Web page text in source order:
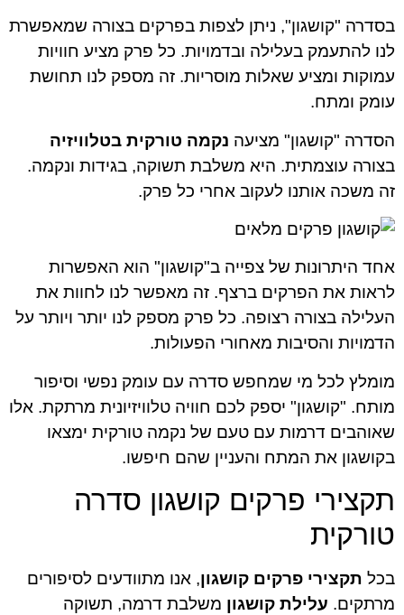
בסדרה "קושגון", ניתן לצפות בפרקים בצורה שמאפשרת
לנו להתעמק בעלילה ובדמויות. כל פרק מציע חוויות
עמוקות ומציע שאלות מוסריות. זה מספק לנו תחושת
עומק ומתח.
הסדרה "קושגון" מציעה נקמה טורקית בטלוויזיה
בצורה עוצמתית. היא משלבת תשוקה, בגידות ונקמה.
זה משכה אותנו לעקוב אחרי כל פרק.
אחד היתרונות של צפייה ב"קושגון" הוא האפשרות
לראות את הפרקים ברצף. זה מאפשר לנו לחוות את
העלילה בצורה רצופה. כל פרק מספק לנו יותר ויותר על
הדמויות והסיבות מאחורי הפעולות.
מומלץ לכל מי שמחפש סדרה עם עומק נפשי וסיפור
מותח. "קושגון" יספק לכם חוויה טלוויזיונית מרתקת. אלו
שאוהבים דרמות עם טעם של נקמה טורקית ימצאו
בקושגון את המתח והעניין שהם חיפשו.
תקצירי פרקים קושגון סדרה
טורקית
בכל תקצירי פרקים קושגון, אנו מתוודעים לסיפורים
מרתקים. עלילת קושגון משלבת דרמה, תשוקה